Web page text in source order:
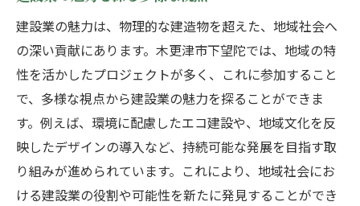
建設業の魅力は、物理的な建造物を超えた、地域社会へ
の深い貢献にあります。木更津市下望陀では、地域の特
性を活かしたプロジェクトが多く、これに参加すること
で、多様な視点から建設業の魅力を探ることができま
す。例えば、環境に配慮したエコ建設や、地域文化を反
映したデザインの導入など、持続可能な発展を目指す取
り組みが進められています。これにより、地域社会にお
ける建設業の役割や可能性を新たに発見することができ